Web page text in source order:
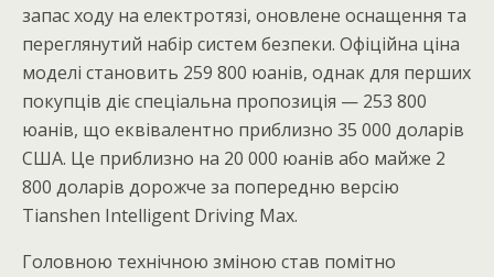
запас ходу на електротязі, оновлене оснащення та
переглянутий набір систем безпеки. Офіційна ціна
моделі становить 259 800 юанів, однак для перших
покупців діє спеціальна пропозиція — 253 800
юанів, що еквівалентно приблизно 35 000 доларів
США. Це приблизно на 20 000 юанів або майже 2
800 доларів дорожче за попередню версію
Tianshen Intelligent Driving Max.
Головною технічною зміною став помітно